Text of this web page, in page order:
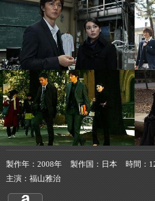
製作年 2008年 製作国 日本 時間
主演
福山雅治